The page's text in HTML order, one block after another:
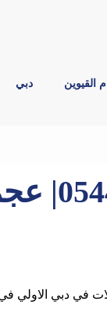
ام القيوين دبي
بناء مظلات في دبي